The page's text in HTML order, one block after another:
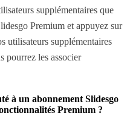
supplémentaires que
Premium et appuyez sur
utilisateurs supplémentaires
pourrez les associer
à un abonnement Slidesgo
Premium ?